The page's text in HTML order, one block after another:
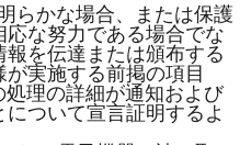
らかな場合、または保護
な努力である場合でな
を伝達または頒布する
実施する前掲の項目
処理の詳細が通知および
ついて宣言証明するよ